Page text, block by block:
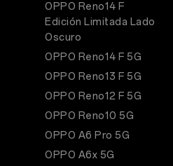
OPPO Reno14 F
Edición Limitada Lado
Oscuro
OPPO Reno14 F 5G
OPPO Reno13 F 5G
OPPO Reno12 F 5G
OPPO Reno10 5G
OPPO A6 Pro 5G
OPPO A6x 5G